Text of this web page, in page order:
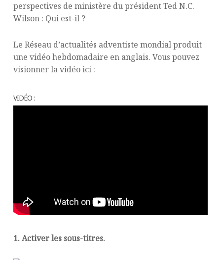
perspectives de ministère du président Ted N.C.
Wilson : Qui est-il ?
Le Réseau d’actualités adventiste mondial produit
une vidéo hebdomadaire en anglais. Vous pouvez
visionner la vidéo ici :
VIDÉO :
1. Activer les sous-titres.